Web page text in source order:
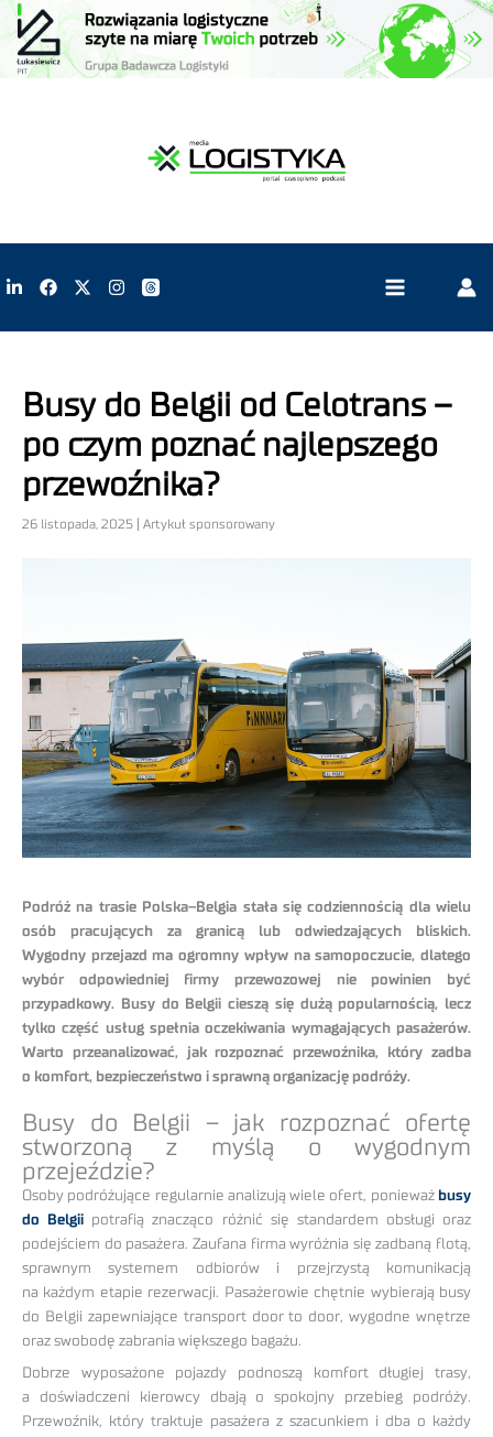
Busy do Belgii od Celotrans –
po czym poznać najlepszego
przewoźnika?
26 listopada, 2025 | Artykuł sponsorowany
Podróż na trasie Polska–Belgia stała się codziennością dla wielu
osób pracujących za granicą lub odwiedzających bliskich.
Wygodny przejazd ma ogromny wpływ na samopoczucie, dlatego
wybór odpowiedniej firmy przewozowej nie powinien być
przypadkowy. Busy do Belgii cieszą się dużą popularnością, lecz
tylko część usług spełnia oczekiwania wymagających pasażerów.
Warto przeanalizować, jak rozpoznać przewoźnika, który zadba
o komfort, bezpieczeństwo i sprawną organizację podróży.
Busy do Belgii – jak rozpoznać ofertę
stworzoną z myślą o wygodnym
przejeździe?
Osoby podróżujące regularnie analizują wiele ofert, ponieważ busy
do Belgii potrafią znacząco różnić się standardem obsługi oraz
podejściem do pasażera. Zaufana firma wyróżnia się zadbaną flotą,
sprawnym systemem odbiorów i przejrzystą komunikacją
na każdym etapie rezerwacji. Pasażerowie chętnie wybierają busy
do Belgii zapewniające transport door to door, wygodne wnętrze
oraz swobodę zabrania większego bagażu.
Dobrze wyposażone pojazdy podnoszą komfort długiej trasy,
a doświadczeni kierowcy dbają o spokojny przebieg podróży.
Przewoźnik, który traktuje pasażera z szacunkiem i dba o każdy